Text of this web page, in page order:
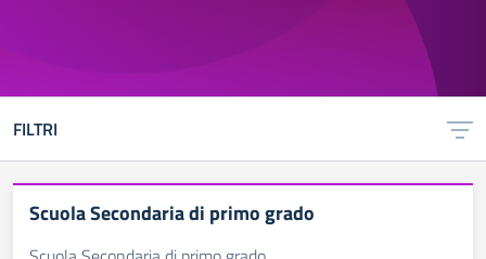
FILTRI
Scuola Secondaria di primo grado